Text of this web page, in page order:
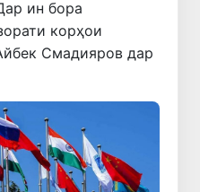
ин бора
корҳои
Смадияров дар